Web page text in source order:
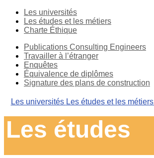
Les universités
Les études et les métiers
Charte Éthique
Publications Consulting Engineers
Travailler à l’étranger
Enquêtes
Équivalence de diplômes
Signature des plans de construction
Les universités Les études et les métiers
Les études